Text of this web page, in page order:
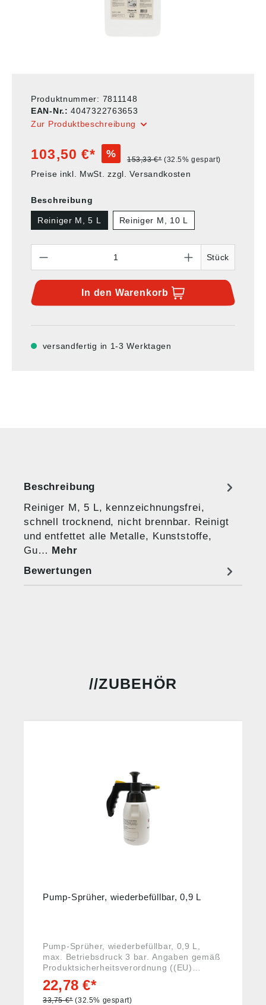
Produktnummer: 7811148
EAN-Nr.:4047322763653
Zur Produktbeschreibung
103,50 €* % 153,33 €* (32.5% gespart)
Preise inkl. MwSt. zzgl. Versandkosten
Beschreibung
Reiniger M, 5 L Reiniger M, 10 L
Stück
In den Warenkorb
versandfertig in 1-3 Werktagen
Beschreibung
Reiniger M, 5 L, kennzeichnungsfrei,
schnell trocknend, nicht brennbar. Reinigt
und entfettet alle Metalle, Kunststoffe,
Gu… Mehr
Bewertungen
ZUBEHÖR
Pump-Sprüher, wiederbefüllbar, 0,9 L
Pump-Sprüher, wiederbefüllbar, 0,9 L,
max. Betriebsdruck 3 bar. Angaben gemäß
Produktsicherheitsverordnung ((EU)
2023/988): Riegler & Co. KG, Schützenstr.
27, 72574 Bad Urach, Deutschland, E-Mail:
info@riegler.de
22,78 €*
33,75 €* (32.5% gespart)